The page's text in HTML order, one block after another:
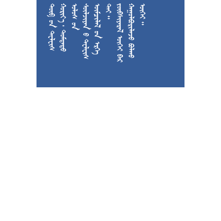

































































  






































 